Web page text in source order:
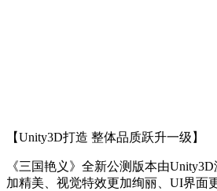
【Unity3D打造 整体品质跃升一级】
《三国艳义》全新公测版本由
加精美、视觉特效更加绚丽、UI界面